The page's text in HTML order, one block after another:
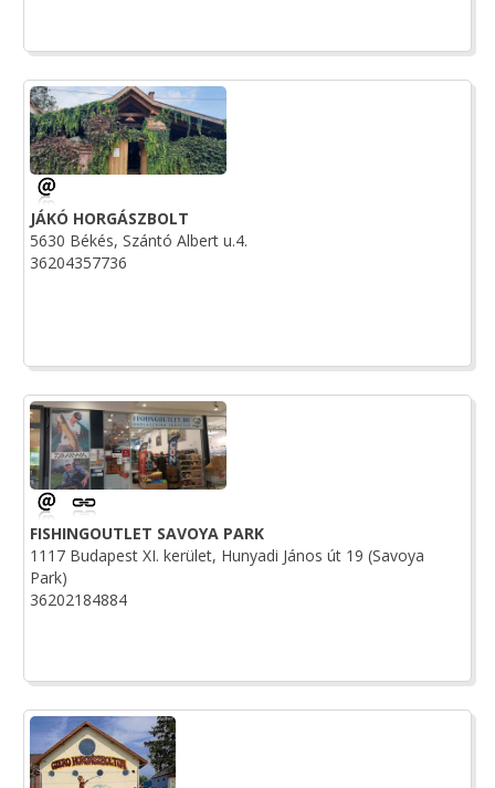
JÁKÓ HORGÁSZBOLT
5630 Békés, Szántó Albert u.4.
36204357736
FISHINGOUTLET SAVOYA PARK
1117 Budapest XI. kerület, Hunyadi János út 19 (Savoya
Park)
36202184884